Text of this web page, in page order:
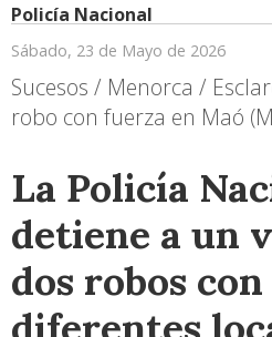
Policía Nacional
Sábado, 23 de Mayo de 2026
Sucesos / Menorca /
robo con fuerza en Maó
La Policía
detiene a un
dos robos